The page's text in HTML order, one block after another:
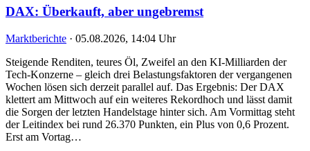
DAX: Überkauft, aber ungebremst
Marktberichte · 05.08.2026, 14:04 Uhr
Steigende Renditen, teures Öl, Zweifel an den KI-Milliarden der
Tech-Konzerne – gleich drei Belastungsfaktoren der vergangenen
Wochen lösen sich derzeit parallel auf. Das Ergebnis: Der DAX
klettert am Mittwoch auf ein weiteres Rekordhoch und lässt damit
die Sorgen der letzten Handelstage hinter sich. Am Vormittag steht
der Leitindex bei rund 26.370 Punkten, ein Plus von 0,6 Prozent.
Erst am Vortag…